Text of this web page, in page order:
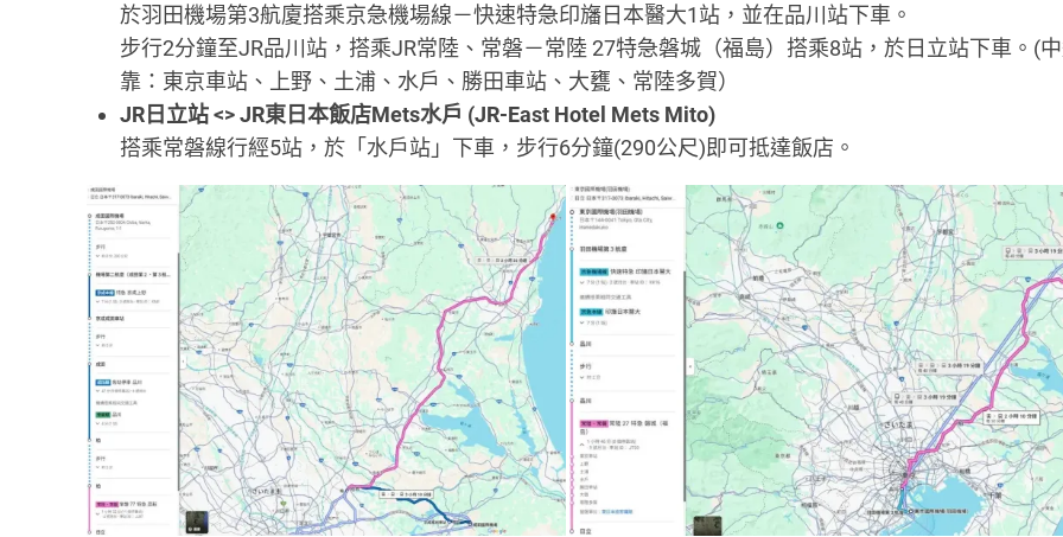
於羽田機場第3航廈搭乘京急機場線－快速特急印旛日本醫大1站，並在品川站下車。
步行2分鐘至JR品川站，搭乘JR常陸、常磐－常陸 27特急磐城（福島）搭乘8站，於日立站下車。(
靠：東京車站、上野、土浦、水戶、勝田車站、大甕、常陸多賀）
JR日立站 <> JR東日本飯店Mets水戶 (JR-East Hotel Mets Mito)
搭乘常磐線行經5站，於「水戶站」下車，步行6分鐘(290公尺)即可抵達飯店。